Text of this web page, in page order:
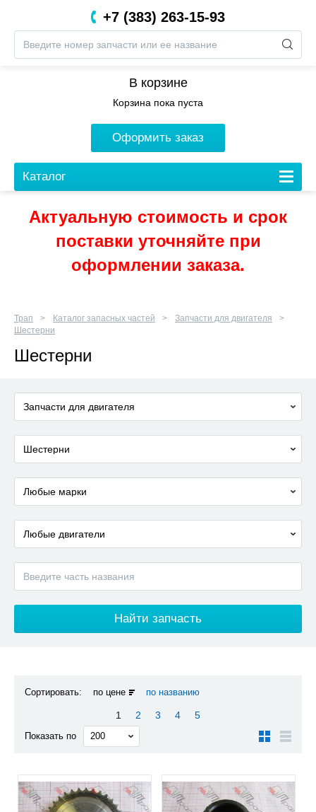
8 (800) 201-05-06
+7 (383) 263-15-93
В корзине
Корзина пока пуста
Оформить заказ
Каталог
Актуальную стоимость и срок
поставки уточняйте при
оформлении заказа.
Трап Каталог запасных частей
Запчасти для двигателя
Шестерни
Шестерни
Сортировать: по цене по названию
1 2 3 4 5
Показать по